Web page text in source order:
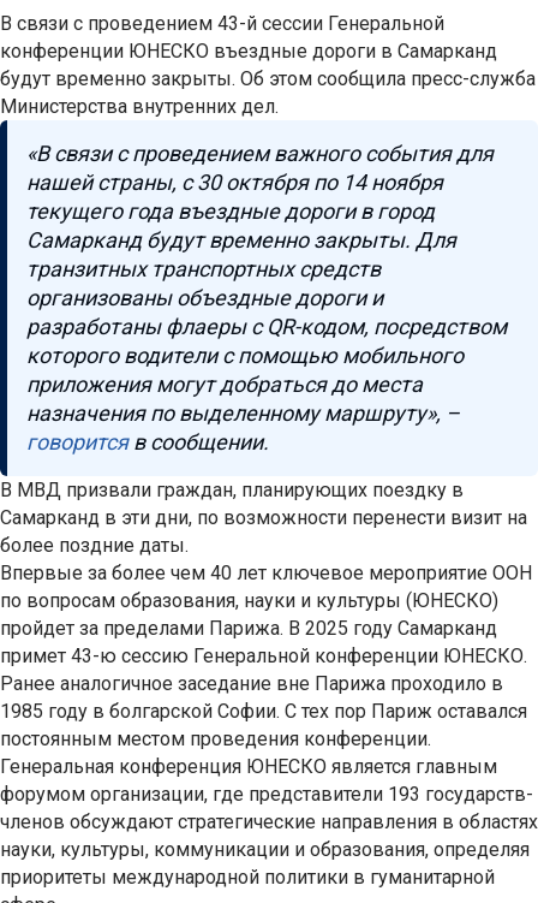
В связи с проведением 43-й сессии Генеральной
конференции ЮНЕСКО въездные дороги в Самарканд
будут временно закрыты. Об этом сообщила пресс-служба
Министерства внутренних дел.
«В связи с проведением важного события для
нашей страны, с 30 октября по 14 ноября
текущего года въездные дороги в город
Самарканд будут временно закрыты. Для
транзитных транспортных средств
организованы объездные дороги и
разработаны флаеры с QR-кодом, посредством
которого водители с помощью мобильного
приложения могут добраться до места
назначения по выделенному маршруту», –
говоритсяв сообщении.
В МВД призвали граждан, планирующих поездку в
Самарканд в эти дни, по возможности перенести визит на
более поздние даты.
Впервые за более чем 40 лет ключевое мероприятие ООН
по вопросам образования, науки и культуры (ЮНЕСКО)
пройдет за пределами Парижа. В 2025 году Самарканд
примет 43-ю сессию Генеральной конференции ЮНЕСКО.
Ранее аналогичное заседание вне Парижа проходило в
1985 году в болгарской Софии. С тех пор Париж оставался
постоянным местом проведения конференции.
Генеральная конференция ЮНЕСКО является главным
форумом организации, где представители 193 государств-
членов обсуждают стратегические направления в областях
науки, культуры, коммуникации и образования, определяя
приоритеты международной политики в гуманитарной